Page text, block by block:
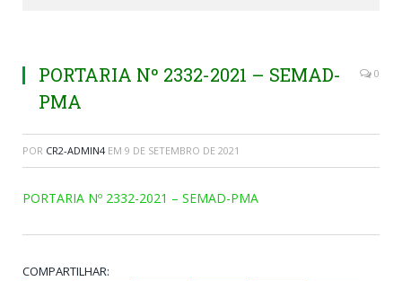
PORTARIA Nº 2332-2021 – SEMAD-
PMA
0
POR CR2-ADMIN4 EM 9 DE SETEMBRO DE 2021
PORTARIA Nº 2332-2021 – SEMAD-PMA
COMPARTILHAR: